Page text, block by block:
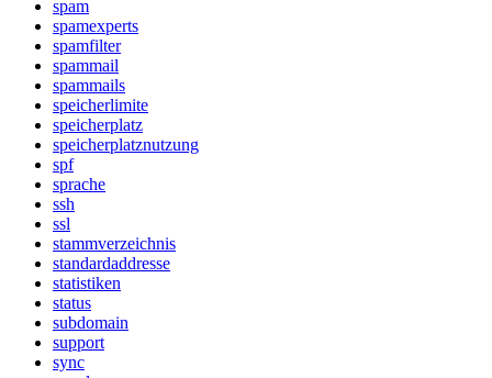
spam
spamexperts
spamfilter
spammail
spammails
speicherlimite
speicherplatz
speicherplatznutzung
spf
sprache
ssh
ssl
stammverzeichnis
standardaddresse
statistiken
status
subdomain
support
sync